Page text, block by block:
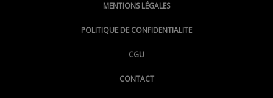
@LePoingMontpellier
MENTIONS LÉGALES
POLITIQUE DE CONFIDENTIALITE
CGU
CONTACT